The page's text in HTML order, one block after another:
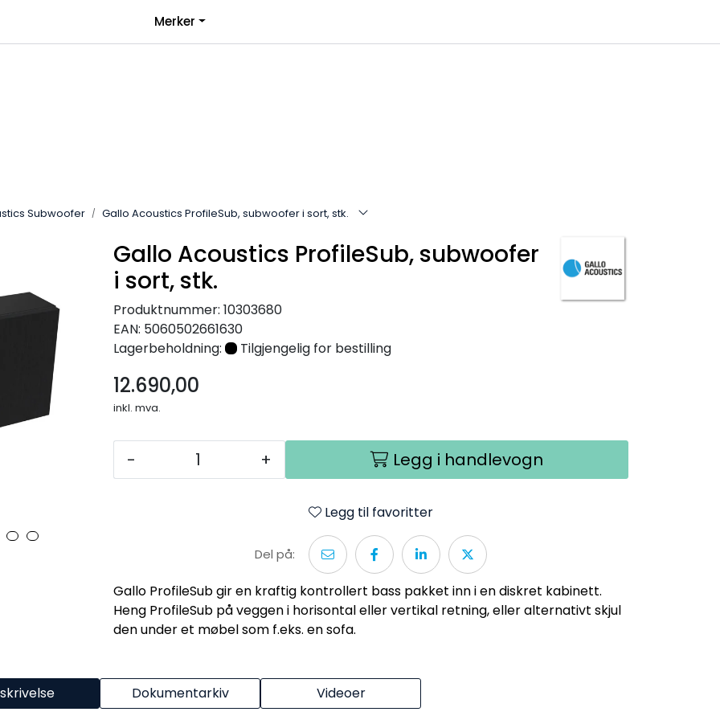
Merker
Subwoofer Gallo Acoustics ProfileSub, subwoofer i sort, stk.
Gallo Acoustics ProfileSub, subwoofer
i sort, stk.
Produktnummer: 10303680
EAN: 5060502661630
Lagerbeholdning:
Tilgjengelig for bestilling
12.690,00
inkl. mva.
- + Legg i handlevogn
Legg til favoritter
Del på:
Gallo ProfileSub gir en kraftig kontrollert bass pakket inn i en diskret kabinett.
Heng ProfileSub på veggen i horisontal eller vertikal retning, eller alternativt skjul
den under et møbel som f.eks. en sofa.
Dokumentarkiv Videoer